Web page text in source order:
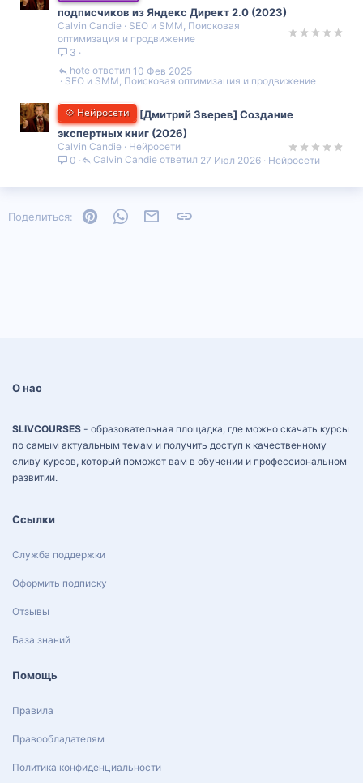
подписчиков из Яндекс Директ 2.0 (2023)
Calvin Candie
SEO и SMM, Поисковая
оптимизация и продвижение
3
SEO и SMM, Поисковая оптимизация и продвижение
10 Фев 2025
hote
💠 Нейросети
[Дмитрий Зверев] Создание
экспертных книг (2026)
Calvin Candie
Нейросети
0
Нейросети
27 Июл 2026
Calvin Candie
Поделиться: PinterestWhatsAppЭлектронная почта
О нас
SLIVCOURSES - образовательная площадка, где можно скачать курсы
по самым актуальным темам и получить доступ к качественному
сливу курсов, который поможет вам в обучении и профессиональном
развитии.
Ссылки
Служба поддержки
Оформить подписку
Отзывы
База знаний
Помощь
Правила
Правообладателям
Политика конфиденциальности